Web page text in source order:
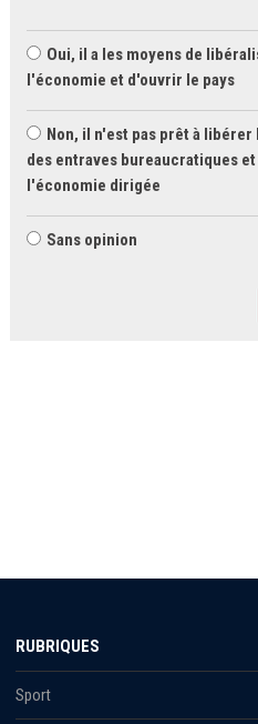
Oui, il a les moyens de
l'économie et d'ouvrir le pays
Non, il n'est pas prêt à libérer
des entraves bureaucratiques et
l'économie dirigée
Sans opinion
RUBRIQUES
Sport